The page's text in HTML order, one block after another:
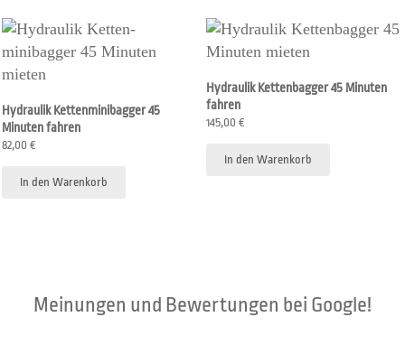
Hydraulik Kettenminibagger 45
Minuten fahren
82,00 €
In den Warenkorb
Hydraulik Kettenbagger 45 Minuten
fahren
145,00€
In den Warenkorb
Meinungen und Bewertungen bei Google!